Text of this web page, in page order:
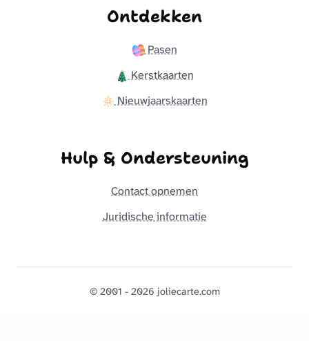
Ontdekken
Pasen
Kerstkaarten
Nieuwjaarskaarten
Hulp & Ondersteuning
Contact opnemen
Juridische informatie
© 2001 - 2026 joliecarte.com